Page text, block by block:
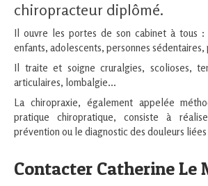
chiropracteur diplômé.
Il ouvre les portes de son cabinet à tous :
enfants, adolescents, personnes sédentaires,
Il traite et soigne cruralgies, scolioses,
articulaires, lombalgie...
La chiropraxie, également appelée
pratique chiropratique, consiste à
prévention ou le diagnostic des douleurs
Contacter Catherine Le